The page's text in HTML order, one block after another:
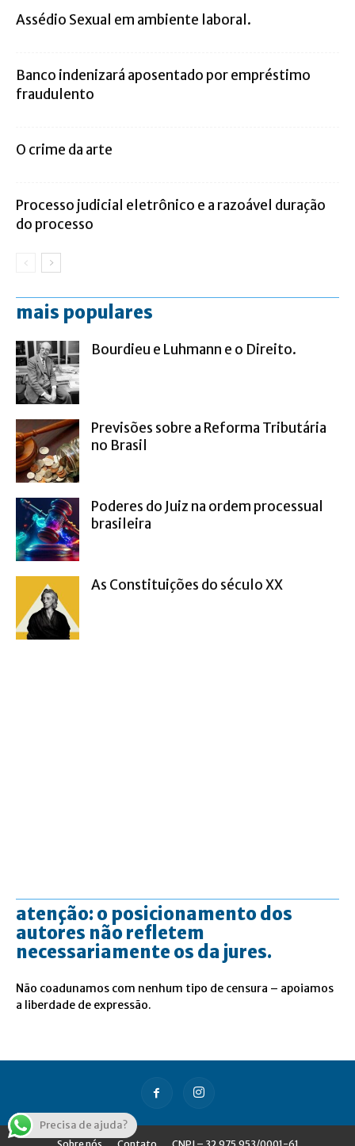
Assédio Sexual em ambiente laboral.
Banco indenizará aposentado por empréstimo
fraudulento
O crime da arte
Processo judicial eletrônico e a razoável duração
do processo
mais populares
Bourdieu e Luhmann e o Direito.
Previsões sobre a Reforma Tributária
no Brasil
Poderes do Juiz na ordem processual
brasileira
As Constituições do século XX
atenção: o posicionamento dos
autores não refletem
necessariamente os da jures.
Não coadunamos com nenhum tipo de censura – apoiamos
a liberdade de expressão.
Precisa de ajuda?